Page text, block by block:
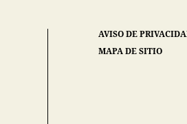
AVISO DE
MAPA DE SITIO